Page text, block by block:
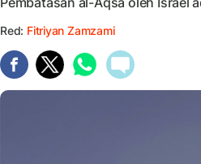
Red: Fitriyan Zamzami